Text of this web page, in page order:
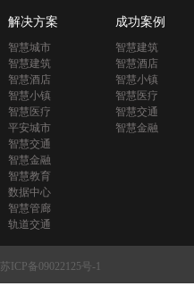
解决方案
智慧城市
智慧建筑
智慧酒店
智慧小镇
智慧医疗
平安城市
智慧交通
智慧金融
智慧教育
数据中心
智慧管廊
轨道交通
成功案例
智慧建筑
智慧酒店
智慧小镇
智慧医疗
智慧交通
智慧金融
苏ICP备09022125号-1